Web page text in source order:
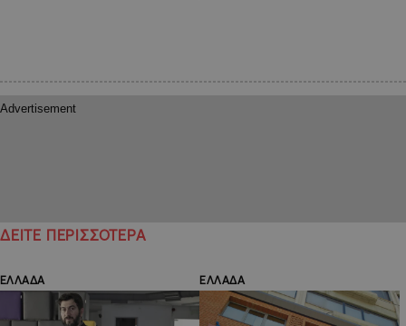
ΔΕΙΤΕ ΠΕΡΙΣΣΟΤΕΡΑ
ΕΛΛΑΔΑ ΕΛΛΑΔΑ